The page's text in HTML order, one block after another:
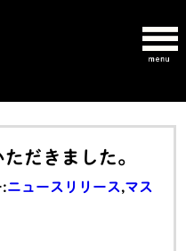
だきました。
ニュースリリース,マス